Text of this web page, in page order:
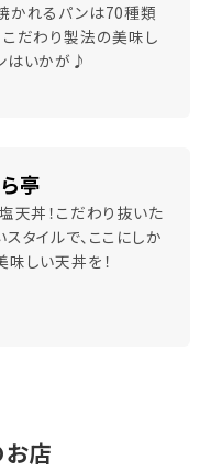
かれるパンは70種類
こだわり製法の美味し
はいかが♪
亭
天丼！こだわり抜いた
スタイルで、ここにしか
味しい天丼を！
店